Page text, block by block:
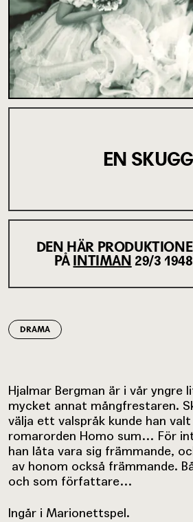
EN
DEN HÄR
PÅ INTIMAN 29/3
DRAMA
Hjalmar Bergman är i vår yngre
mycket annat mångfrestaren.
välja ett valspråk kunde han valt
romarorden Homo sum… För
han låta vara sig främmande,
av honom också främmande.
och som författare…
Ingår i Marionettspel.